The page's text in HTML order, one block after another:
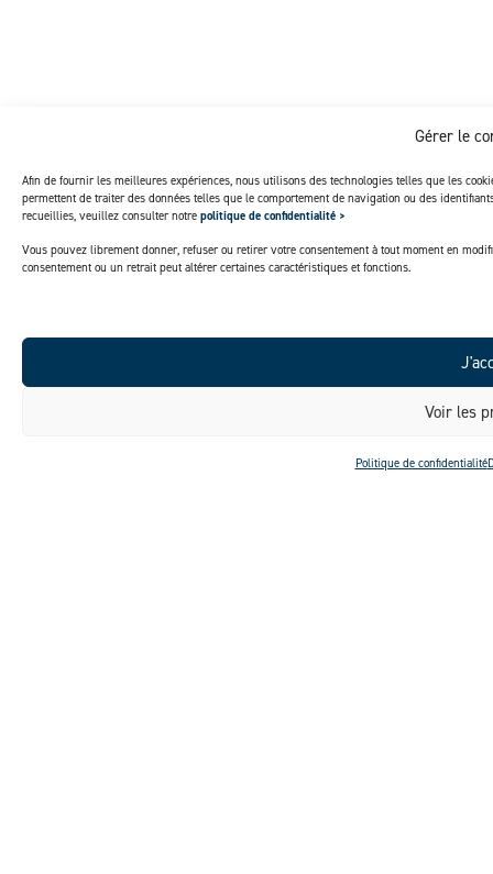
Gérer le
Afin de fournir les meilleures expériences, nous utilisons des technologies telles que les
permettent de traiter des données telles que le comportement de navigation ou des
recueillies, veuillez consulter notre politique de confidentialité >
Vous pouvez librement donner, refuser ou retirer votre consentement à tout moment en
consentement ou un retrait peut altérer certaines caractéristiques et fonctions.
Voir les
Politique de confidentialité